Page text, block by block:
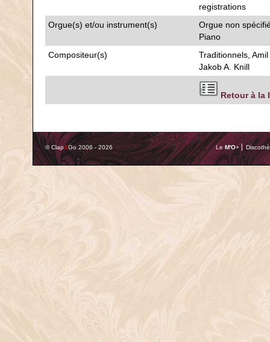
registrations
Orgue(s) et/ou instrument(s)
Orgue non
Piano
Compositeur(s)
Traditionnels,
Jakob A. Knill
Retour à la
© Clap&Go 2006 - 2026 Le M'O+ ⎢